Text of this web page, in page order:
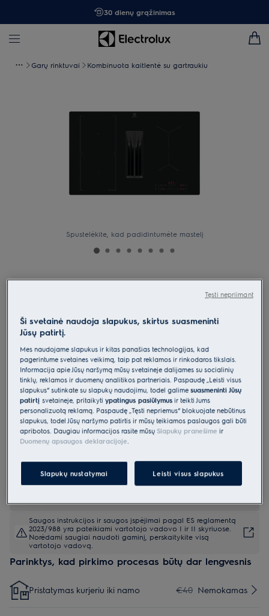
30 dienų grąžinimas
Garų rinktuvai Kombinuota kaitlentė su gartraukiu
Spustelėkite, kad padidintumėte mastelį
ECC83410CT
Indukcinė kaitlentė su garų rinktuvu
80 cm 600 serija „SaphirMatt SE®“
„Bridge“ su „Hob2Hood®“
5 (2)
Gaminio informacijos lapas
Pagrindiniai privalumai
600 serijos kaitlentė su gartraukiu „Bridge“ – virtuvės erdvei ir
universalumui.
Integruotas gartraukis suteikia daugiau laisvės susikurti savo svajonių
virtuvę.
„SaphirMatt® SE“ – subtili elegancija, lygus paviršius. Ilgiau atrodo
lyg nauja.
Saugos instrukcijos ir saugos įspėjimai pagal ES reglamentą
2023/988 yra pateikiami vartotojo vadovo I ir II skyriuose.
Norėdami saugiai naudoti gaminį, perskaitykite visą
vartotojo vadovą.
Parinktys, kad pirkimo procesas būtų dar lengvesnis
Pristatymas kurjeriu iki namo €40 Nemokamas
Ši svetainė naudoja slapukus, skirtus suasmeninti
Jūsų patirtį.
Mes naudojame slapukus ir kitas panašias technologijas, kad
pagerintume svetainės veikimą, taip pat reklamos ir rinkodaros tikslais.
Informacija apie Jūsų naršymą mūsų svetainėje dalijamės su socialinių
tinklų, reklamos ir duomenų analitikos partneriais. Paspaudę „Leisti visus
slapukus“ sutinkate su slapukų naudojimu, todėl galimesuasmeninti Jūsų
patirtįsvetainėje, pritaikytiypatingus pasiūlymus ir teikti Jums
personalizuotą reklamą. Paspaudę „Tęsti nepriėmus“ blokuojate nebūtinus
slapukus, todėl Jūsų naršymo patirtis ir mūsų teikiamos paslaugos gali būti
apribotos. Daugiau informacijos rasite mūsų Slapukų pranešime ir
Duomenų apsaugos deklaracijoje.
Slapukų nustatymai Leisti visus slapukus
Tęsti nepriimant